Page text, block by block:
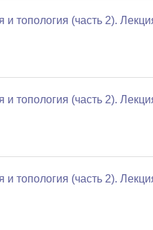
и топология (часть 2).
и топология (часть 2).
и топология (часть 2).